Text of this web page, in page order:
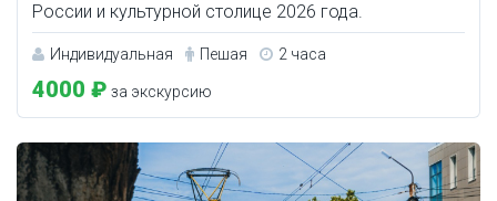
России и культурной столице 2026 года.
Индивидуальная Пешая 2 часа
4000 ₽ за экскурсию